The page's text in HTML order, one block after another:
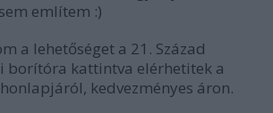
említem :)
a lehetőséget a 21. Század
borítóra kattintva elérhetitek a
kedvezményes áron.